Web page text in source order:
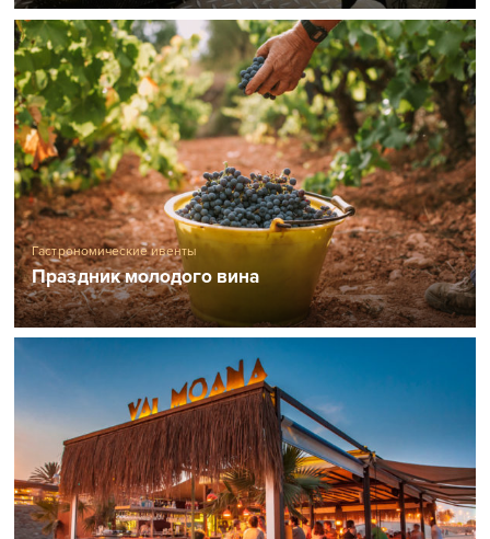
Гастрономические ивенты
Праздник молодого вина